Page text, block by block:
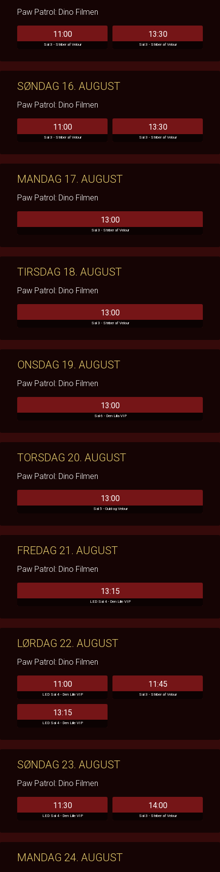
Paw Patrol: Dino Filmen
Sal 3 - Striber af Velour
11:00
Sal 3 - Striber af Velour
13:30
SØNDAG 16. AUGUST
Paw Patrol: Dino Filmen
Sal 3 - Striber af Velour
11:00
Sal 3 - Striber af Velour
13:30
MANDAG 17. AUGUST
Paw Patrol: Dino Filmen
Sal 3 - Striber af Velour
13:00
TIRSDAG 18. AUGUST
Paw Patrol: Dino Filmen
Sal 3 - Striber af Velour
13:00
ONSDAG 19. AUGUST
Paw Patrol: Dino Filmen
Sal 6 - Den Lilla VIP
13:00
TORSDAG 20. AUGUST
Paw Patrol: Dino Filmen
Sal 5 - Guld og Velour
13:00
FREDAG 21. AUGUST
Paw Patrol: Dino Filmen
LED Sal 4 - Den Lille VIP
13:15
LØRDAG 22. AUGUST
Paw Patrol: Dino Filmen
LED Sal 4 - Den Lille VIP
11:00
Sal 3 - Striber af Velour
11:45
LED Sal 4 - Den Lille VIP
13:15
SØNDAG 23. AUGUST
Paw Patrol: Dino Filmen
LED Sal 4 - Den Lille VIP
11:30
Sal 3 - Striber af Velour
14:00
MANDAG 24. AUGUST